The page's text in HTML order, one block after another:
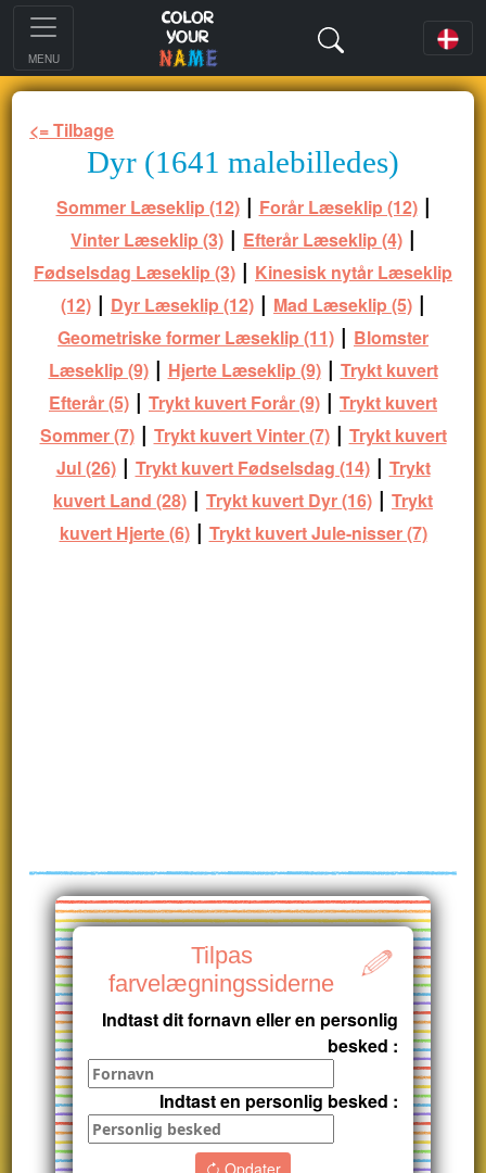
MENU
<= Tilbage
Dyr (1641 malebilledes)
Sommer Læseklip (12)| Forår Læseklip (12)|
Vinter Læseklip (3) | Efterår Læseklip (4) |
Fødselsdag Læseklip (3) | Kinesisk nytår Læseklip
(12) | Dyr Læseklip (12) | Mad Læseklip (5) |
Geometriske former Læseklip (11) | Blomster
Læseklip (9)| Hjerte Læseklip (9)| Trykt kuvert
Efterår (5) | Trykt kuvert Forår (9) | Trykt kuvert
Sommer (7)| Trykt kuvert Vinter (7)| Trykt kuvert
Jul (26)| Trykt kuvert Fødselsdag (14)| Trykt
kuvert Land (28) | Trykt kuvert Dyr (16) | Trykt
kuvert Hjerte (6)| Trykt kuvert Jule-nisser (7)
Tilpas
farvelægningssiderne
Indtast dit fornavn eller en personlig
besked :
Indtast en personlig besked :